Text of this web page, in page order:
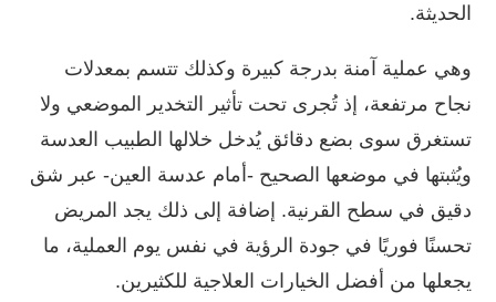
الحديثة.
وهي عملية آمنة بدرجة كبيرة وكذلك تتسم بمعدلات
نجاح مرتفعة، إذ تُجرى تحت تأثير التخدير الموضعي ولا
تستغرق سوى بضع دقائق يُدخل خلالها الطبيب العدسة
ويُثبتها في موضعها الصحيح -أمام عدسة العين- عبر شق
دقيق في سطح القرنية. إضافة إلى ذلك يجد المريض
تحسنًا فوريًا في جودة الرؤية في نفس يوم العملية، ما
يجعلها من أفضل الخيارات العلاجية للكثيرين.